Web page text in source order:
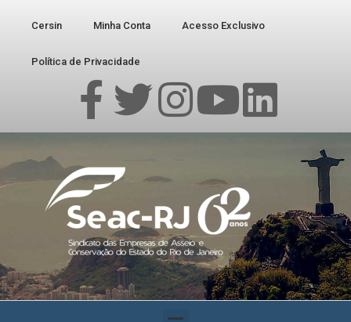
Cersin Minha Conta Acesso Exclusivo
Política de Privacidade